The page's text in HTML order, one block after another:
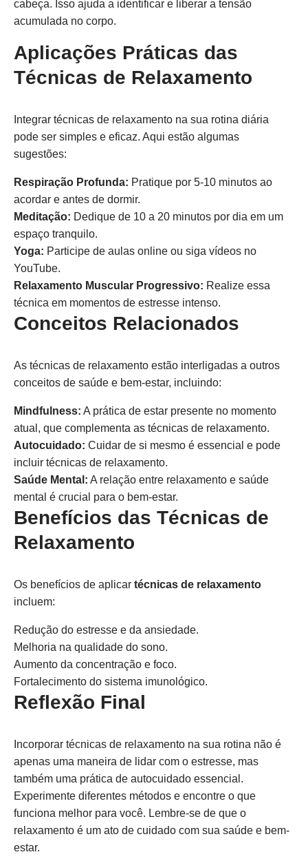
cabeça. Isso ajuda a identificar e liberar a tensão
acumulada no corpo.
Aplicações Práticas das
Técnicas de Relaxamento
Integrar técnicas de relaxamento na sua rotina diária
pode ser simples e eficaz. Aqui estão algumas
sugestões:
Respiração Profunda: Pratique por 5-10 minutos ao
acordar e antes de dormir.
Meditação: Dedique de 10 a 20 minutos por dia em um
espaço tranquilo.
Yoga: Participe de aulas online ou siga vídeos no
YouTube.
Relaxamento Muscular Progressivo: Realize essa
técnica em momentos de estresse intenso.
Conceitos Relacionados
As técnicas de relaxamento estão interligadas a outros
conceitos de saúde e bem-estar, incluindo:
Mindfulness: A prática de estar presente no momento
atual, que complementa as técnicas de relaxamento.
Autocuidado: Cuidar de si mesmo é essencial e pode
incluir técnicas de relaxamento.
Saúde Mental: A relação entre relaxamento e saúde
mental é crucial para o bem-estar.
Benefícios das Técnicas de
Relaxamento
Os benefícios de aplicar técnicas de relaxamento
incluem:
Redução do estresse e da ansiedade.
Melhoria na qualidade do sono.
Aumento da concentração e foco.
Fortalecimento do sistema imunológico.
Reflexão Final
Incorporar técnicas de relaxamento na sua rotina não é
apenas uma maneira de lidar com o estresse, mas
também uma prática de autocuidado essencial.
Experimente diferentes métodos e encontre o que
funciona melhor para você. Lembre-se de que o
relaxamento é um ato de cuidado com sua saúde e bem-
estar.